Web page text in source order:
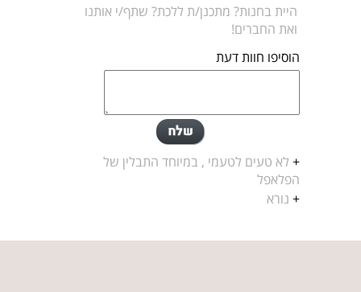
היית בחנות? מתכנן/ת ללכת? שתף/י אותנו
ואת החברים!
הוסיפו חוות דעת
+ לא טעים לטעמי , במיוחד התבלין של
הפלאפל
+ נורא